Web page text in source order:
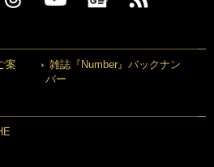
案
雑誌『Number』バックナン
バー